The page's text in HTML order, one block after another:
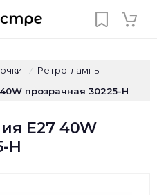
/ Ретро-лампы
прозрачная 30225-H
E27 40W
H